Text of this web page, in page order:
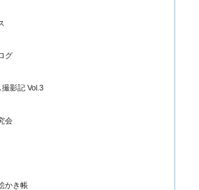
グ
影記 Vol.3
会
かき帳